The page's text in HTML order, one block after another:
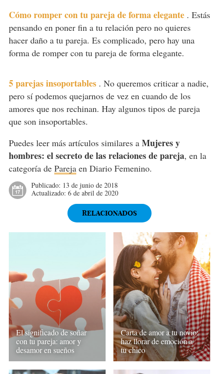
Cómo romper con tu pareja de forma elegante . Estás
pensando en poner fin a tu relación pero no quieres
hacer daño a tu pareja. Es complicado, pero hay una
forma de romper con tu pareja de forma elegante.
5 parejas insoportables . No queremos criticar a nadie,
pero sí podemos quejarnos de vez en cuando de los
amores que nos rechinan. Hay algunos tipos de pareja
que son insoportables.
Puedes leer más artículos similares a Mujeres y
hombres: el secreto de las relaciones de pareja, en la
categoría de Parejaen Diario Femenino.
Publicado: 13 de junio de 2018
Actualizado: 6 de abril de 2020
RELACIONADOS
El significado de soñar
con tu pareja: amor y
desamor en sueños
Carta de amor a tu novio:
haz llorar de emoción a
tu chico